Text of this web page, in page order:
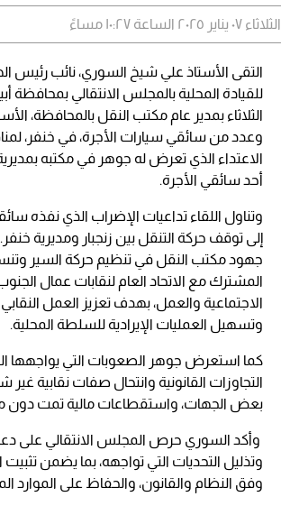
الثلاثاء ٠٧ يناير ٢٠٢٥ الساعة ١٠:٢٧ مساءً
التقى الأستاذ علي شيخ السوري، نائب رئيس
للقيادة المحلية بالمجلس الانتقالي بمحافظة
الثلاثاء بمدير عام مكتب النقل بالمحافظة،
وعدد من سائقي سيارات الأجرة، في خنفر،
الاعتداء الذي تعرض له جوهر في مكتبه
أحد سائقي الأجرة.
وتناول اللقاء تداعيات الإضراب الذي نفذه
إلى توقف حركة التنقل بين زنجبار ومديرية
جهود مكتب النقل في تنظيم حركة السير
المشترك مع الاتحاد العام لنقابات عمال
الاجتماعية والعمل، بهدف تعزيز العمل
وتسهيل العمليات الإيرادية للسلطة المحلية.
كما استعرض جوهر الصعوبات التي يواجهها
التجاوزات القانونية وانتحال صفات نقابية
بعض الجهات، واستقطاعات مالية تمت دون
وأكد السوري حرص المجلس الانتقالي على
وتذليل التحديات التي تواجهه، بما يضمن تثبيت
وفق النظام والقانون، والحفاظ على الموارد